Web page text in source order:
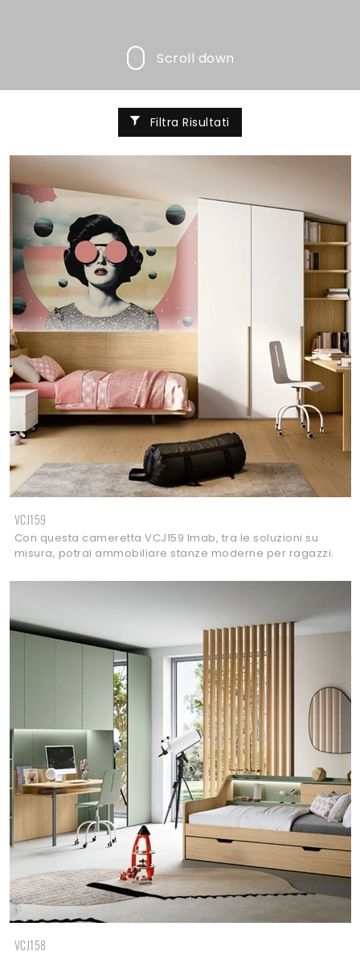
Scroll down
Filtra Risultati
VCJ159
Con questa cameretta VCJ159 Imab, tra le soluzioni su
misura, potrai ammobiliare stanze moderne per ragazzi.
VCJ158